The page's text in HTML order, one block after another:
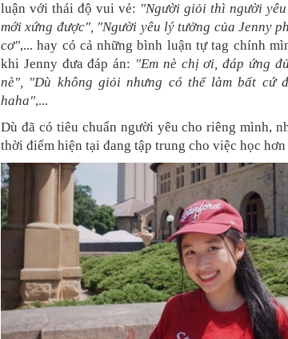
luận với thái độ vui vẻ: "Người giỏi thì người
mới xứng được", "Người yêu lý tưởng của Jenny
cơ",... hay có cả những bình luận tự tag chính
khi Jenny đưa đáp án: "Em nè chị ơi, đáp ứng
nè", "Dù không giỏi nhưng có thể làm bất cứ
haha",...
Dù đã có tiêu chuẩn người yêu cho riêng mình,
thời điểm hiện tại đang tập trung cho việc học hơn